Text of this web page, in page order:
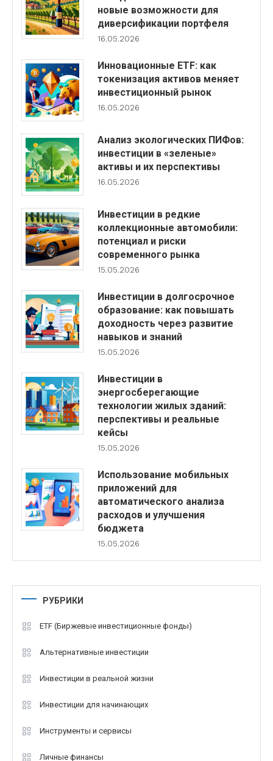
новые возможности для
диверсификации портфеля
16.05.2026
Инновационные ETF: как
токенизация активов меняет
инвестиционный рынок
16.05.2026
Анализ экологических ПИФов:
инвестиции в «зеленые»
активы и их перспективы
16.05.2026
Инвестиции в редкие
коллекционные автомобили:
потенциал и риски
современного рынка
15.05.2026
Инвестиции в долгосрочное
образование: как повышать
доходность через развитие
навыков и знаний
15.05.2026
Инвестиции в
энергосберегающие
технологии жилых зданий:
перспективы и реальные
кейсы
15.05.2026
Использование мобильных
приложений для
автоматического анализа
расходов и улучшения
бюджета
15.05.2026
РУБРИКИ
ETF (Биржевые инвестиционные фонды)
Альтернативные инвестиции
Инвестиции в реальной жизни
Инвестиции для начинающих
Инструменты и сервисы
Личные финансы